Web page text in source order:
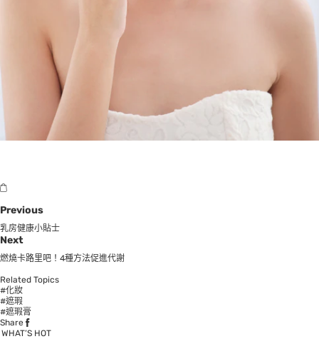
Previous
乳房健康小貼士
Next
燃燒卡路里吧！4種方法促進代謝
Related Topics
#化妝
#遮瑕
#遮瑕膏
Share
WHAT’S HOT